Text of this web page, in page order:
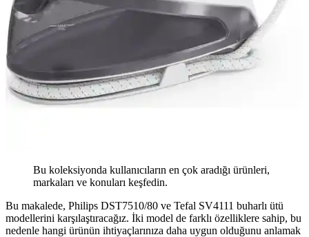
Bu koleksiyonda kullanıcıların en çok aradığı ürünleri,
markaları ve konuları keşfedin.
Bu makalede, Philips DST7510/80 ve Tefal SV4111 buharlı ütü
modellerini karşılaştıracağız. İki model de farklı özelliklere sahip, bu
nedenle hangi ürünün ihtiyaçlarınıza daha uygun olduğunu anlamak